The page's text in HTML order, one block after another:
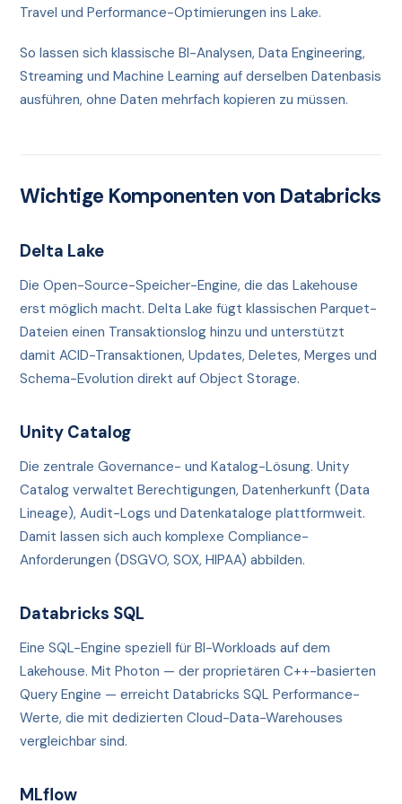
Travel und Performance-Optimierungen ins Lake.
So lassen sich klassische BI-Analysen, Data Engineering,
Streaming und Machine Learning auf derselben Datenbasis
ausführen, ohne Daten mehrfach kopieren zu müssen.
Wichtige Komponenten von Databricks
Delta Lake
Die Open-Source-Speicher-Engine, die das Lakehouse
erst möglich macht. Delta Lake fügt klassischen Parquet-
Dateien einen Transaktionslog hinzu und unterstützt
damit ACID-Transaktionen, Updates, Deletes, Merges und
Schema-Evolution direkt auf Object Storage.
Unity Catalog
Die zentrale Governance- und Katalog-Lösung. Unity
Catalog verwaltet Berechtigungen, Datenherkunft (Data
Lineage), Audit-Logs und Datenkataloge plattformweit.
Damit lassen sich auch komplexe Compliance-
Anforderungen (DSGVO, SOX, HIPAA) abbilden.
Databricks SQL
Eine SQL-Engine speziell für BI-Workloads auf dem
Lakehouse. Mit Photon — der proprietären C++-basierten
Query Engine — erreicht Databricks SQL Performance-
Werte, die mit dedizierten Cloud-Data-Warehouses
vergleichbar sind.
MLflow